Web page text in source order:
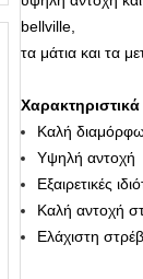
bellville,
τα μάτια και τα
Χαρακτηριστικά
Καλή
Υψηλή αντοχή
Εξαιρετικές
Καλή αντοχή
Ελάχιστη